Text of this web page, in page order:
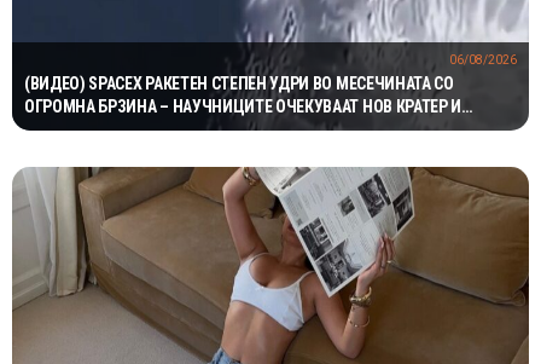
(ВИДЕО) SPACEX РАКЕТЕН СТЕПЕН УДРИ ВО МЕСЕЧИНАТА СО
ОГРОМНА БРЗИНА – НАУЧНИЦИТЕ ОЧЕКУВААТ НОВ КРАТЕР И
ВАЖНИ СОЗНАНИЈА
06/08/2026